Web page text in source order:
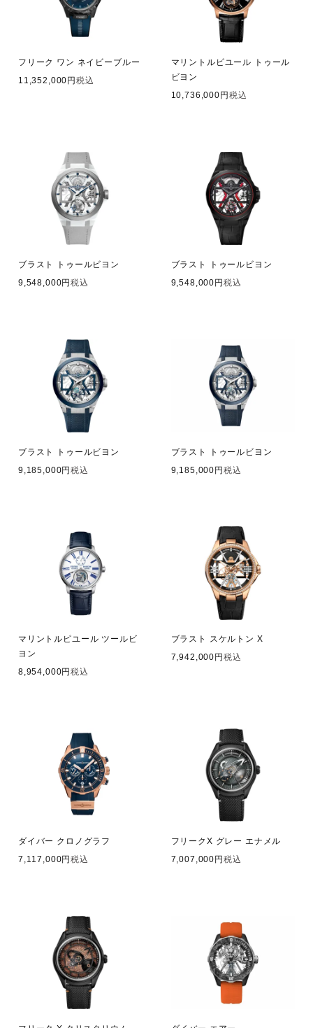
フリーク ワン ネイビーブルー
11,352,000
税込
マリントルピユール トゥール
ビヨン
10,736,000
税込
ブラスト トゥールビヨン
9,548,000
税込
ブラスト トゥールビヨン
9,548,000
税込
ブラスト トゥールビヨン
9,185,000
税込
ブラスト トゥールビヨン
9,185,000
税込
マリントルピユール ツールビ
ヨン
8,954,000
税込
ブラスト スケルトン X
7,942,000
税込
ダイバー クロノグラフ
7,117,000
税込
フリークX グレー エナメル
7,007,000
税込